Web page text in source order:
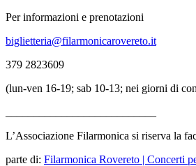
Per informazioni e prenotazioni
biglietteria@filarmonicarovereto.it
379 2823609
(lun-ven 16-19; sab 10-13; nei giorni di
L’Associazione Filarmonica si riserva la
parte di: Filarmonica Rovereto | Concerti